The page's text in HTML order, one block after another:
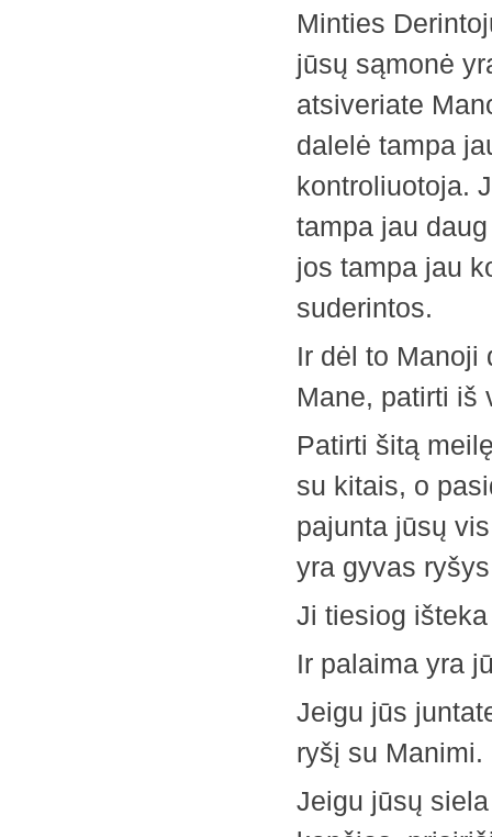
Minties
jūsų sąmonė
atsiveriate
dalelė tampa
kontroliuotoja.
tampa jau
jos tampa jau
suderintos.
Ir dėl to Manoji
Mane, patirti iš
Patirti šitą
su kitais, o
pajunta jūsų
yra gyvas
Ji tiesiog
Ir palaima yra
Jeigu jūs
ryšį su Manimi.
Jeigu jūsų